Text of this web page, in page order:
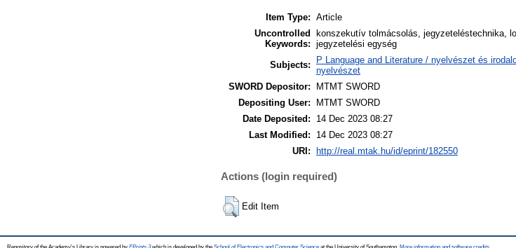
Item Type: Article
Uncontrolled
Keywords:
konszekutív tolmácsolás, jegyzeteléstechnika,
jegyzetelési egység
Subjects:
P Language and Literature / nyelvészet és
nyelvészet
SWORD Depositor:
MTMT SWORD
Depositing User:
MTMT SWORD
Date Deposited:
14 Dec 2023 08:27
Last Modified:
14 Dec 2023 08:27
URI:
http://real.mtak.hu/id/eprint/182550
Actions (login required)
Edit Item